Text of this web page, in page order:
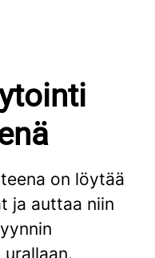
on löytää
ja auttaa niin